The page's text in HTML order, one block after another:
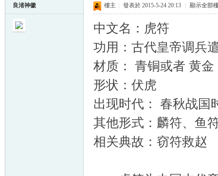
良渚神徽 樓主 發表於 2015-5-24 20:13 顯示全部
中文名：虎符
功用：古代皇帝调兵
材质： 青铜或者 黄金
形状：伏虎
出现时代： 春秋战国
其他形式：麟符、鱼
相关典故：窃符救赵